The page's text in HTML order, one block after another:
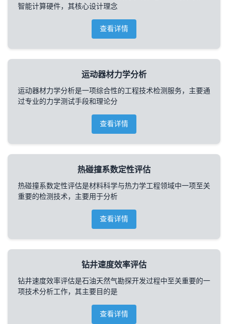
智能计算硬件，其核心设计理念
查看详情
运动器材力学分析
运动器材力学分析是一项综合性的工程技术检测服务，主要通
过专业的力学测试手段和理论分
查看详情
热碰撞系数定性评估
热碰撞系数定性评估是材料科学与热力学工程领域中一项至关
重要的检测技术，主要用于分析
查看详情
钻井速度效率评估
钻井速度效率评估是石油天然气勘探开发过程中至关重要的一
项技术分析工作，其主要目的是
查看详情